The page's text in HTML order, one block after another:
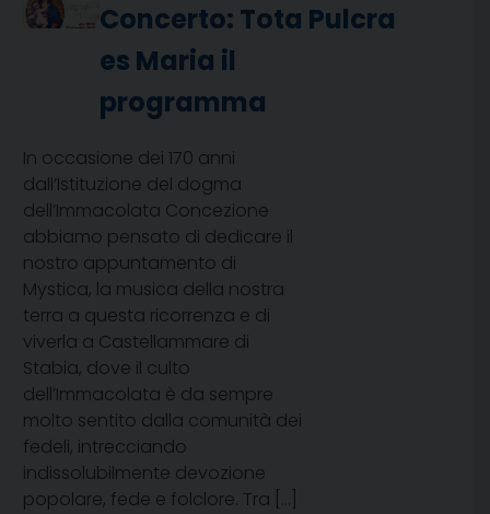
Concerto: Tota Pulcra
es Maria il
programma
In occasione dei 170 anni
dall’Istituzione del dogma
dell’Immacolata Concezione
abbiamo pensato di dedicare il
nostro appuntamento di
Mystica, la musica della nostra
terra a questa ricorrenza e di
viverla a Castellammare di
Stabia, dove il culto
dell’Immacolata è da sempre
molto sentito dalla comunità dei
fedeli, intrecciando
indissolubilmente devozione
popolare, fede e folclore. Tra […]